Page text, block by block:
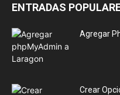
ENTRADAS
Agregar
Crear